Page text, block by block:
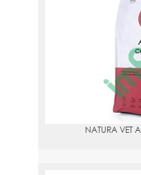
NATURA VET